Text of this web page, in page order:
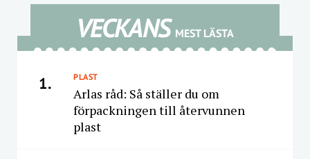
VECKANS MEST LÄSTA
1. PLAST
Arlas råd: Så ställer du om
förpackningen till återvunnen
plast